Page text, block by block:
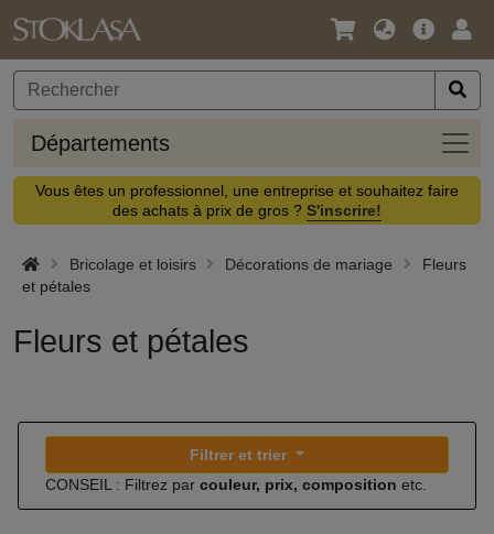
Langue
Devise
Offre
Départements
Vous êtes un professionnel, une entreprise et souhaitez faire
des achats à prix de gros ? S'inscrire!
Bricolage et loisirs Décorations de mariage
Fleurs
et pétales
Fleurs et pétales
Filtrer et trier
CONSEIL : Filtrez par couleur, prix, composition etc.